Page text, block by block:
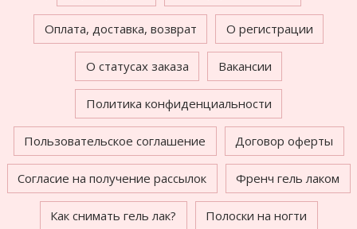
Оплата, доставка, возврат О регистрации
О статусах заказа Вакансии
Политика конфиденциальности
Пользовательское соглашение Договор оферты
Согласие на получение рассылок Френч гель лаком
Как снимать гель лак? Полоски на ногти